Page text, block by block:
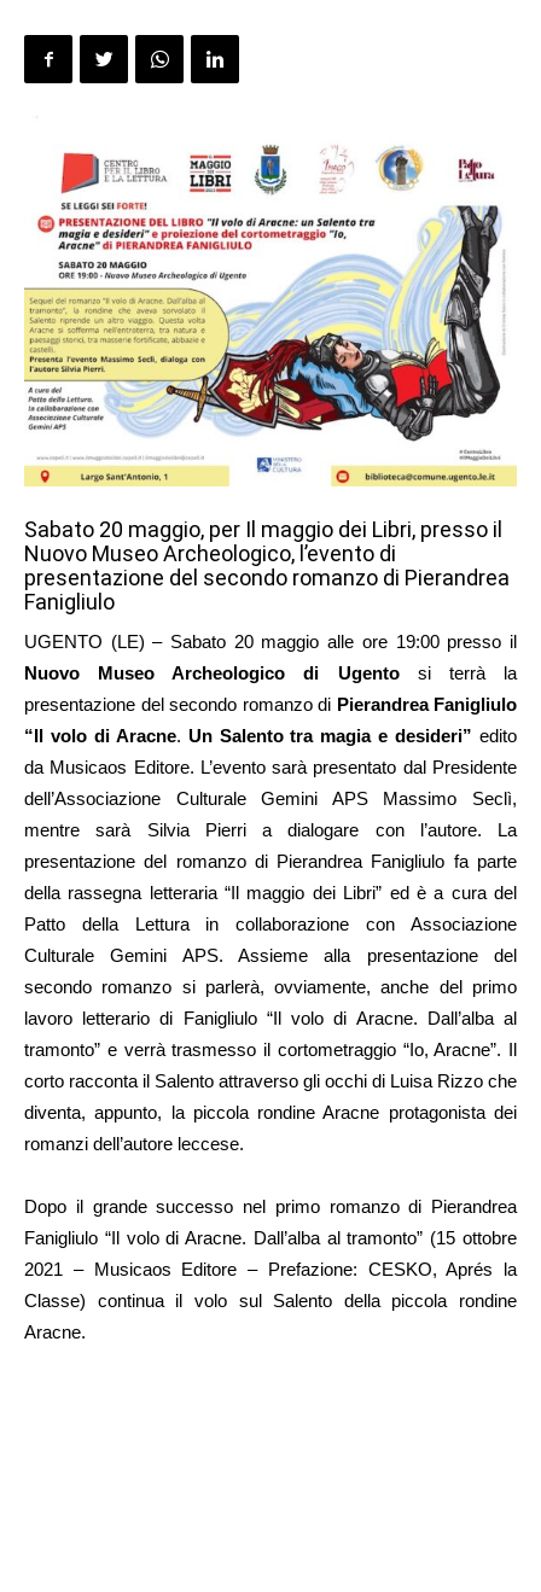
Sabato 20 maggio, per Il maggio dei Libri, presso il
Nuovo Museo Archeologico, l’evento di
presentazione del secondo romanzo di Pierandrea
Fanigliulo
UGENTO (LE) – Sabato 20 maggio alle ore 19:00 presso il
Nuovo Museo Archeologico di Ugentosi terrà la
presentazione del secondo romanzo di Pierandrea Fanigliulo
“Il volo di Aracne. Un Salento tra magia e desideri” edito
da Musicaos Editore. L’evento sarà presentato dal Presidente
dell’Associazione Culturale Gemini APS Massimo Seclì,
mentre sarà Silvia Pierri a dialogare con l’autore. La
presentazione del romanzo di Pierandrea Fanigliulo fa parte
della rassegna letteraria “Il maggio dei Libri” ed è a cura del
Patto della Lettura in collaborazione con Associazione
Culturale Gemini APS. Assieme alla presentazione del
secondo romanzo si parlerà, ovviamente, anche del primo
lavoro letterario di Fanigliulo “Il volo di Aracne. Dall’alba al
tramonto” e verrà trasmesso il cortometraggio “Io, Aracne”. Il
corto racconta il Salento attraverso gli occhi di Luisa Rizzo che
diventa, appunto, la piccola rondine Aracne protagonista dei
romanzi dell’autore leccese.
Dopo il grande successo nel primo romanzo di Pierandrea
Fanigliulo “Il volo di Aracne. Dall’alba al tramonto” (15 ottobre
2021 – Musicaos Editore – Prefazione: CESKO, Aprés la
Classe) continua il volo sul Salento della piccola rondine
Aracne.